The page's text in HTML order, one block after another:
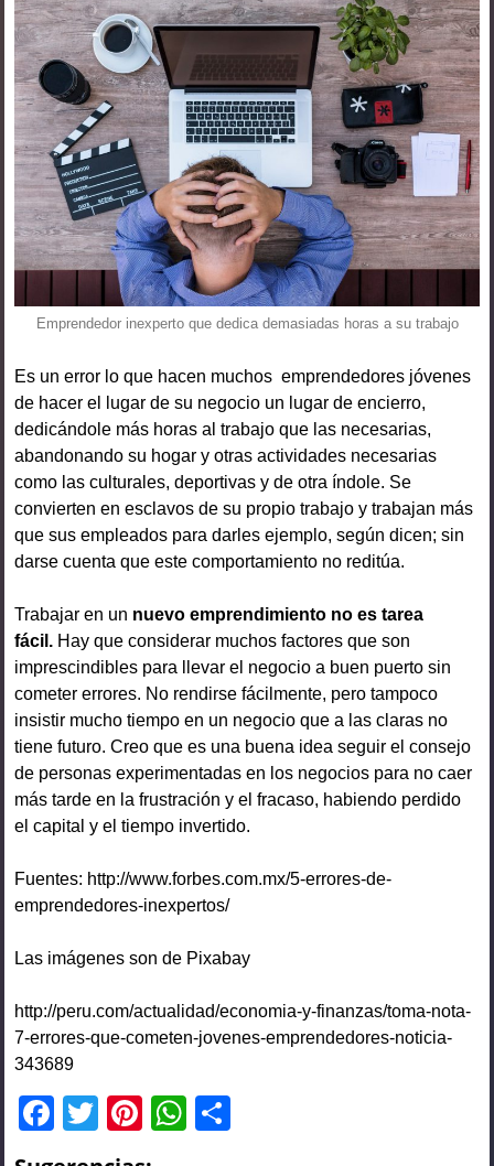
Emprendedor inexperto que dedica demasiadas horas a su trabajo
Es un error lo que hacen muchos emprendedores jóvenes
de hacer el lugar de su negocio un lugar de encierro,
dedicándole más horas al trabajo que las necesarias,
abandonando su hogar y otras actividades necesarias
como las culturales, deportivas y de otra índole. Se
convierten en esclavos de su propio trabajo y trabajan más
que sus empleados para darles ejemplo, según dicen; sin
darse cuenta que este comportamiento no reditúa.
Trabajar en un nuevo emprendimiento no es tarea
fácil. Hay que considerar muchos factores que son
imprescindibles para llevar el negocio a buen puerto sin
cometer errores. No rendirse fácilmente, pero tampoco
insistir mucho tiempo en un negocio que a las claras no
tiene futuro. Creo que es una buena idea seguir el consejo
de personas experimentadas en los negocios para no caer
más tarde en la frustración y el fracaso, habiendo perdido
el capital y el tiempo invertido.
Fuentes: http://www.forbes.com.mx/5-errores-de-
emprendedores-inexpertos/
Las imágenes son de Pixabay
http://peru.com/actualidad/economia-y-finanzas/toma-nota-
7-errores-que-cometen-jovenes-emprendedores-noticia-
343689
F
T
wi
Pi
W